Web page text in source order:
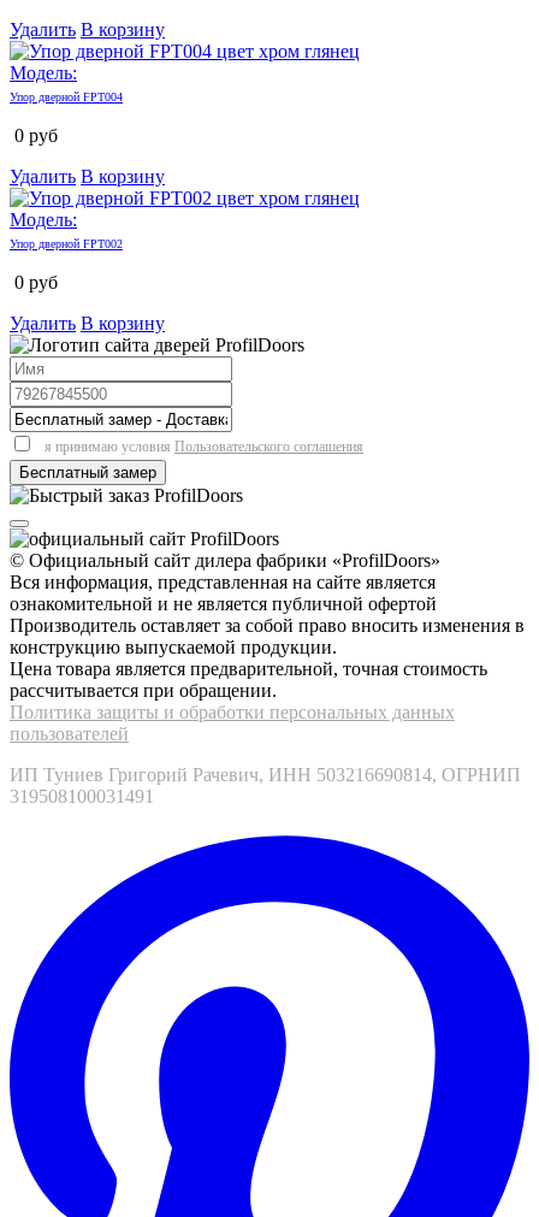
Удалить В корзину
Модель:
Упор дверной FPT004
0 руб
Удалить В корзину
Модель:
Упор дверной FPT002
0 руб
Удалить В корзину
я принимаю условия Пользовательского соглашения
© Официальный сайт дилера фабрики «ProfilDoors»
Вся информация, представленная на сайте является
ознакомительной и не является публичной офертой
Производитель оставляет за собой право вносить изменения в
конструкцию выпускаемой продукции.
Цена товара является предварительной, точная стоимость
рассчитывается при обращении.
Политика защиты и обработки персональных данных
пользователей
ИП Туниев Григорий Рачевич, ИНН 503216690814, ОГРНИП
319508100031491